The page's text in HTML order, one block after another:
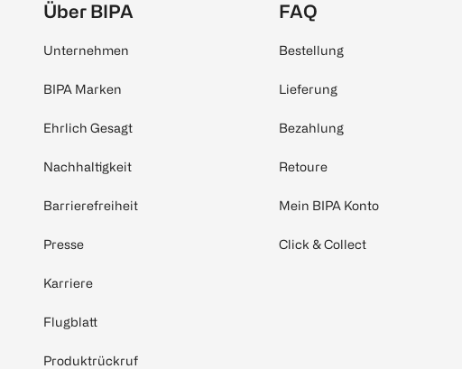
Über BIPA
Unternehmen
BIPA Marken
Ehrlich Gesagt
Nachhaltigkeit
Barrierefreiheit
Presse
Karriere
Flugblatt
Produktrückruf
FAQ
Bestellung
Lieferung
Bezahlung
Retoure
Mein BIPA Konto
Click & Collect